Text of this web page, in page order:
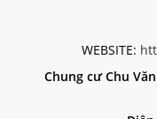
E-mail: